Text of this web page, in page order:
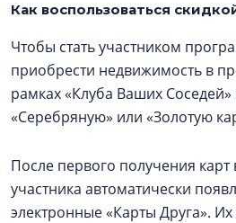
Как воспользоваться
Чтобы стать участником
приобрести недвижимость в
рамках «Клуба Ваших Соседей»
«Серебряную» или «Золотую
После первого получения
участника автоматически
электронные «Карты Друга».